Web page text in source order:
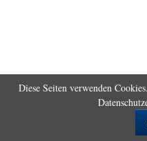
Diese Seiten verwenden